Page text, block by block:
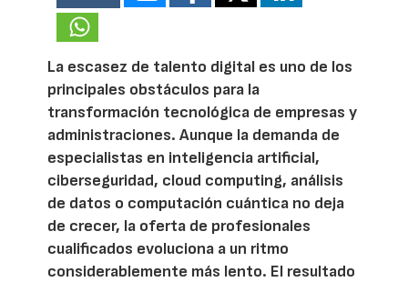
La escasez de talento digital es uno de los
principales obstáculos para la
transformación tecnológica de empresas y
administraciones. Aunque la demanda de
especialistas en inteligencia artificial,
ciberseguridad, cloud computing, análisis
de datos o computación cuántica no deja
de crecer, la oferta de profesionales
cualificados evoluciona a un ritmo
considerablemente más lento. El resultado